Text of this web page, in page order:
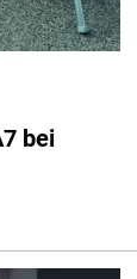
bei